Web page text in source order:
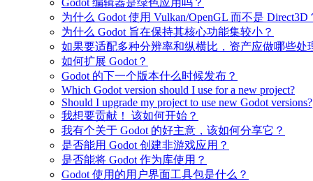
Godot 编辑器是绿色应用吗？
为什么 Godot 使用 Vulkan/OpenGL 而不是 Direct3D
为什么 Godot 旨在保持其核心功能集较小？
如果要适配多种分辨率和纵横比，资产应做哪些处
如何扩展 Godot？
Godot 的下一个版本什么时候发布？
Which Godot version should I use for a new project?
Should I upgrade my project to use new Godot versions?
我想要贡献！ 该如何开始？
我有个关于 Godot 的好主意，该如何分享它？
是否能用 Godot 创建非游戏应用？
是否能将 Godot 作为库使用？
Godot 使用的用户界面工具包是什么？